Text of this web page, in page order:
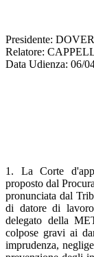
Presidente:
Relatore:
Data Udienza: 06/
1. La Corte
proposto dal
pronunciata dal
di datore di
delegato della
colpose gravi ai
imprudenza,